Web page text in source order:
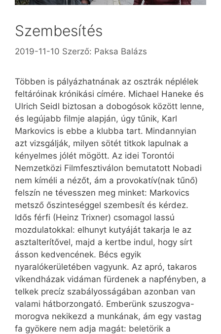
Szembesítés
2019-11-10 Szerző: Paksa Balázs
Többen is pályázhatnának az osztrák néplélek
feltáróinak krónikási címére. Michael Haneke és
Ulrich Seidl biztosan a dobogósok között lenne,
és legújabb filmje alapján, úgy tűnik, Karl
Markovics is ebbe a klubba tart. Mindannyian
azt vizsgálják, milyen sötét titkok lapulnak a
kényelmes jólét mögött. Az idei Torontói
Nemzetközi Filmfesztiválon bemutatott No­ba­di
nem kíméli a nézőt, ám a provokatív(nak tűnő)
felszín ne tévesszen meg minket: Markovics
metsző őszin­teséggel szembesít és kérdez.
Idős férfi (Heinz Trixner) csomagol lassú
mozdulatokkal: elhunyt kutyáját takarja le az
asztalterítővel, majd a kertbe indul, hogy sírt
ásson kedvencének. Bécs egyik
nyaralókerületében vagyunk. Az apró, takaros
víkendházak vidáman fürdenek a napfényben, a
telkek precíz szabályosságában azonban van
valami hátborzongató. Emberünk szuszogva-
morogva nekikezd a munkának, ám egy vastag
fa gyökere nem adja magát: beletörik a